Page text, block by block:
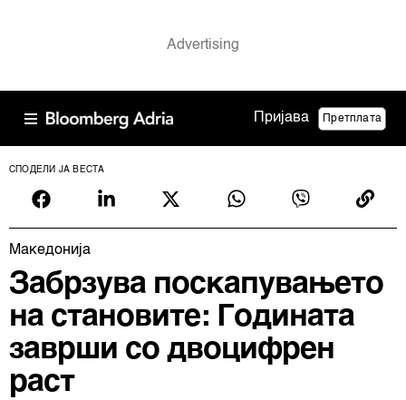
Пријава Претплата
СПОДЕЛИ ЈА ВЕСТА
Македонија
Забрзува поскапувањето
на становите: Годината
заврши со двоцифрен
раст